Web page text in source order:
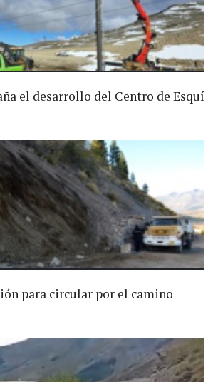
el desarrollo del Centro de Esquí
para circular por el camino